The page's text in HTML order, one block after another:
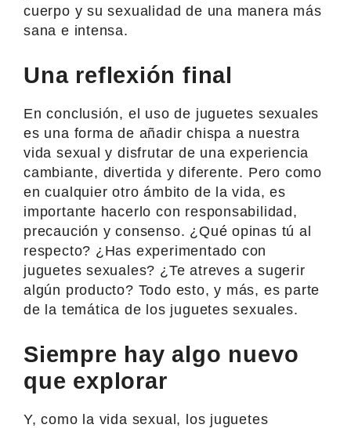
cuerpo y su sexualidad de una manera más
sana e intensa.
Una reflexión final
En conclusión, el uso de juguetes sexuales
es una forma de añadir chispa a nuestra
vida sexual y disfrutar de una experiencia
cambiante, divertida y diferente. Pero como
en cualquier otro ámbito de la vida, es
importante hacerlo con responsabilidad,
precaución y consenso. ¿Qué opinas tú al
respecto? ¿Has experimentado con
juguetes sexuales? ¿Te atreves a sugerir
algún producto? Todo esto, y más, es parte
de la temática de los juguetes sexuales.
Siempre hay algo nuevo
que explorar
Y, como la vida sexual, los juguetes